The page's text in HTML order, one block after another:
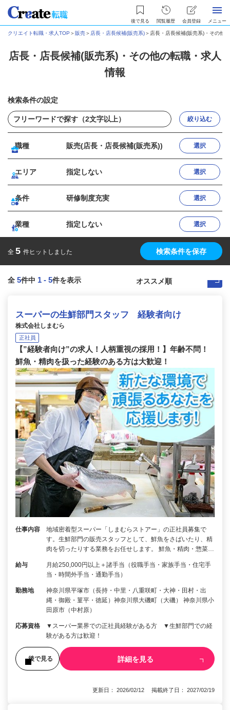
後で見る 閲覧履歴 会員登録 メニュー
クリエイト転職・求人TOP ＞ 販売＞ 店長・店長候補(販売系)＞ 店長・店長候補(販売系)・その他
店長・店長候補(販売系)・その他の転職・求人
情報
検索条件の設定
絞り込む
職種 販売(店長・店長候補(販売系)) 選択
エリア 指定しない 選択
条件 研修制度充実 選択
業種 指定しない 選択
全 5 件ヒットしました 検索条件を保存
全 5件中 1 - 5件を表示
スーパーの生鮮部門スタッフ 経験者向け
株式会社しまむら
正社員
【”経験者向け”の求人！人柄重視の採用！】年齢不問！
鮮魚・精肉を扱った経験のある方は大歓迎！
仕事内容
地域密着型スーパー「しまむらストアー」の正社員募集で
す。生鮮部門の販売スタッフとして、鮮魚をさばいたり、精
肉を切ったりする業務をお任せします。 鮮魚・精肉・惣菜…
給与
月給250,000円以上＋諸手当（役職手当・家族手当・住宅手
当・時間外手当・通勤手当）
勤務地
神奈川県平塚市（長持・中里・八重咲町・大神・田村・出
縄・御殿・菫平・徳延）神奈川県大磯町（大磯） 神奈川県小
田原市（中村原）
応募資格
▼スーパー業界での正社員経験がある方 ▼生鮮部門での経
験がある方は歓迎！
後で見る 詳細を見る
更新日： 2026/02/12 掲載終了日： 2027/02/19